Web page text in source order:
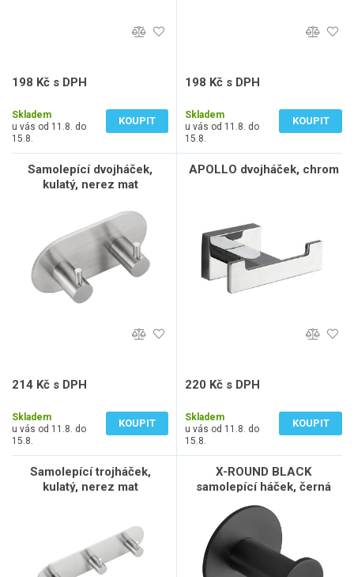
198 Kč s DPH
Skladem
u vás od 11.8. do
15.8.
KOUPIT
198 Kč s DPH
Skladem
u vás od 11.8. do
15.8.
KOUPIT
Samolepící dvojháček,
kulatý, nerez mat
214 Kč s DPH
Skladem
u vás od 11.8. do
15.8.
KOUPIT
APOLLO dvojháček, chrom
220 Kč s DPH
Skladem
u vás od 11.8. do
15.8.
KOUPIT
Samolepící trojháček,
kulatý, nerez mat
X-ROUND BLACK
samolepící háček, černá
mat